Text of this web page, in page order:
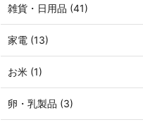
雑貨・日用品 (41)
家電 (13)
お米 (1)
卵・乳製品 (3)